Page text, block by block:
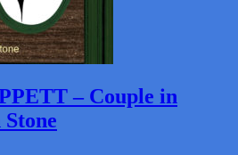
– Couple in